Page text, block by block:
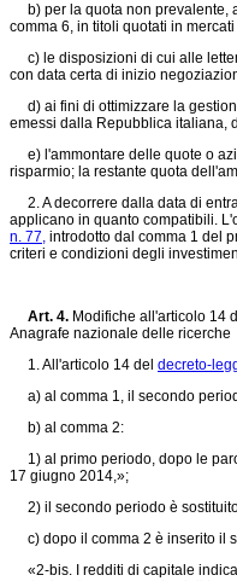
b) per la quota non prevalente,
comma 6, in titoli quotati in
c) le disposizioni di cui alle
con data certa di inizio
d) ai fini di ottimizzare la
emessi dalla Repubblica italiana,
e) l'ammontare delle quote o
risparmio; la restante quota
2. A decorrere dalla data di
applicano in quanto compatibili.
n. 77, introdotto dal comma 1 del
criteri e condizioni degli
Art. 4. Modifiche all'articolo 14
Anagrafe nazionale delle ricerche
1. All'articolo 14 del decreto-
a) al comma 1, il secondo
b) al comma 2:
1) al primo periodo, dopo le
17 giugno 2014,»;
2) il secondo periodo è
c) dopo il comma 2 è inserito il
«2-bis. I redditi di capitale